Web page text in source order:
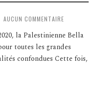
AUCUN COMMENTAIRE
la Palestinienne Bella
toutes les grandes
confondues Cette fois,